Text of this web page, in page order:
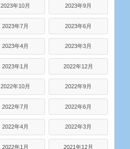
2023年10月 2023年9月
2023年7月 2023年6月
2023年4月 2023年3月
2023年1月 2022年12月
2022年10月 2022年9月
2022年7月 2022年6月
2022年4月 2022年3月
2022年1月 2021年12月